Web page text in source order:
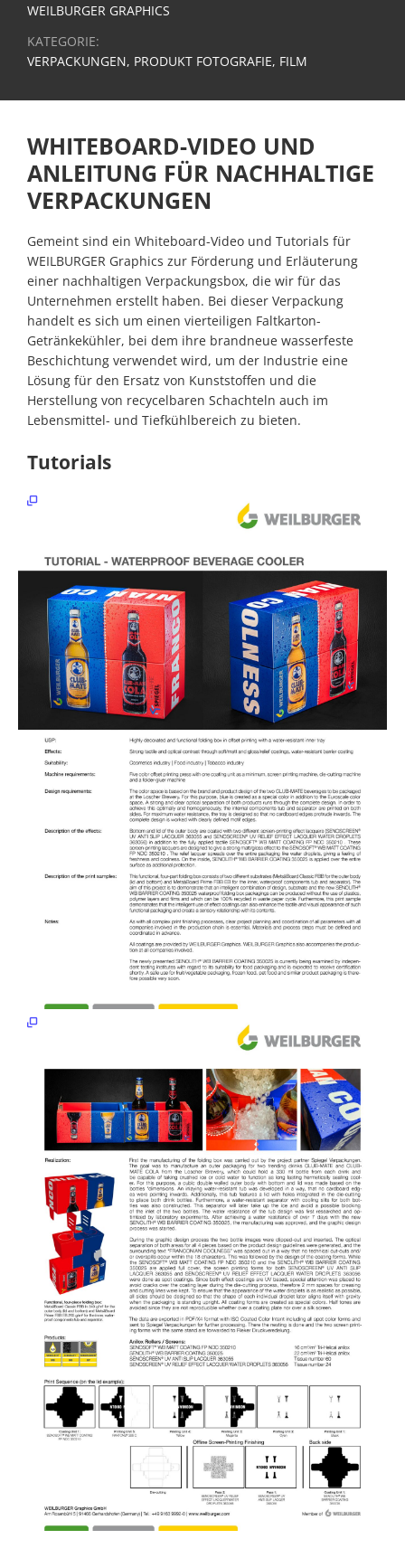
Identity
Website
&
Development
Content
&
Media
Production
Digital
Marketing
&
Growth
Newslettermarketing
Portfolio
Tutorials
WEILBURGER GRAPHICS
KATEGORIE:
VERPACKUNGEN, PRODUKT FOTOGRAFIE, FILM
WHITEBOARD-VIDEO UND
ANLEITUNG FÜR NACHHALTIGE
VERPACKUNGEN
Gemeint sind ein Whiteboard-Video und Tutorials für
WEILBURGER Graphics zur Förderung und Erläuterung
einer nachhaltigen Verpackungsbox, die wir für das
Unternehmen erstellt haben. Bei dieser Verpackung
handelt es sich um einen vierteiligen Faltkarton-
Getränkekühler, bei dem ihre brandneue wasserfeste
Beschichtung verwendet wird, um der Industrie eine
Lösung für den Ersatz von Kunststoffen und die
Herstellung von recycelbaren Schachteln auch im
Lebensmittel- und Tiefkühlbereich zu bieten.
Tutorials